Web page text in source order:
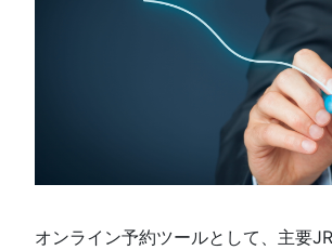
オンライン予約ツールとして、主要JR